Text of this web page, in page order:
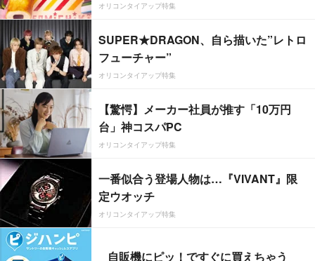
オリコンタイアップ特集
SUPER★DRAGON、自ら描いた”レトロ
フューチャー”
オリコンタイアップ特集
【驚愕】メーカー社員が推す「10万円
台」神コスパPC
オリコンタイアップ特集
一番似合う登場人物は…『VIVANT』限
定ウオッチ
オリコンタイアップ特集
自販機にピッ！ですぐに買えちゃう